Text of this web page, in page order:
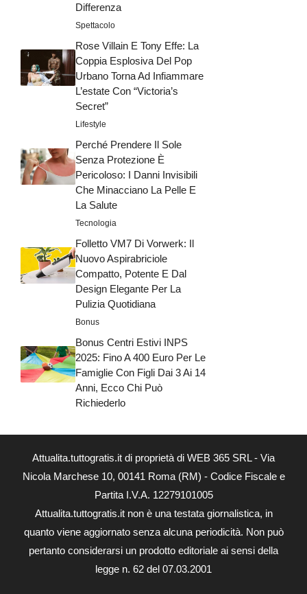
Differenza
Spettacolo
Rose Villain E Tony Effe: La
Coppia Esplosiva Del Pop
Urbano Torna Ad Infiammare
L’estate Con “Victoria’s
Secret”
Lifestyle
Perché Prendere Il Sole
Senza Protezione È
Pericoloso: I Danni Invisibili
Che Minacciano La Pelle E
La Salute
Tecnologia
Folletto VM7 Di Vorwerk: Il
Nuovo Aspirabriciole
Compatto, Potente E Dal
Design Elegante Per La
Pulizia Quotidiana
Bonus
Bonus Centri Estivi INPS
2025: Fino A 400 Euro Per Le
Famiglie Con Figli Dai 3 Ai 14
Anni, Ecco Chi Può
Richiederlo
Attualita.tuttogratis.it di proprietà di WEB 365 SRL - Via
Nicola Marchese 10, 00141 Roma (RM) - Codice Fiscale e
Partita I.V.A. 12279101005
Attualita.tuttogratis.it non è una testata giornalistica, in
quanto viene aggiornato senza alcuna periodicità. Non può
pertanto considerarsi un prodotto editoriale ai sensi della
legge n. 62 del 07.03.2001